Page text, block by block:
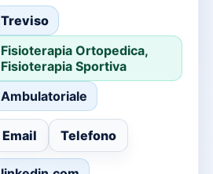
Treviso
Fisioterapia Ortopedica,
Fisioterapia Sportiva
Ambulatoriale
Email Telefono